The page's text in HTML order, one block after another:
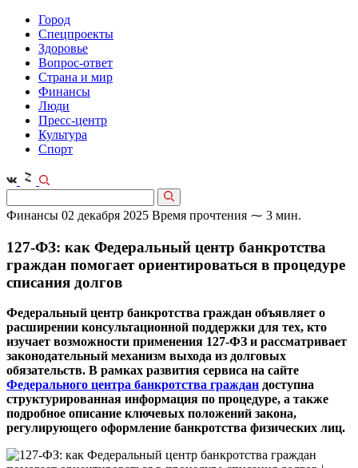
Город
Спецпроекты
Здоровье
Вопрос-ответ
Страна и мир
Финансы
Люди
Пресс-центр
Культура
Спорт
Финансы 02 декабря 2025 Время прочтения ⁓ 3 мин.
127-ФЗ: как Федеральный центр банкротства
граждан помогает ориентироваться в процедуре
списания долгов
Федеральный центр банкротства граждан объявляет о
расширении консультационной поддержки для тех, кто
изучает возможности применения 127-ФЗ и рассматривает
законодательный механизм выхода из долговых
обязательств. В рамках развития сервиса на сайте
Федерального центра банкротства граждан доступна
структурированная информация по процедуре, а также
подробное описание ключевых положений закона,
регулирующего оформление банкротства физических лиц.